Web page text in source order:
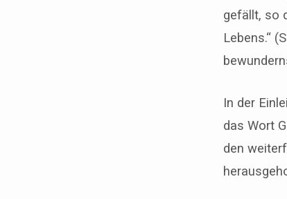
gefällt, so
Lebens.“
In der
das Wort
den